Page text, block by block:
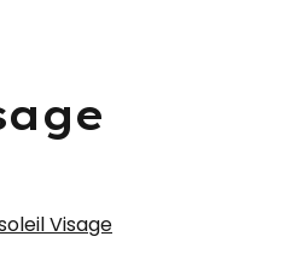
Visage